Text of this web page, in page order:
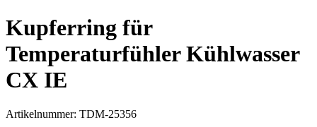
Kupferring für
Temperaturfühler Kühlwasser
CX IE
Artikelnummer: TDM-25356